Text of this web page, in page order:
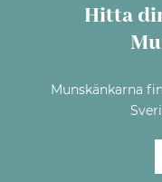
Hitta
Munskänkarna